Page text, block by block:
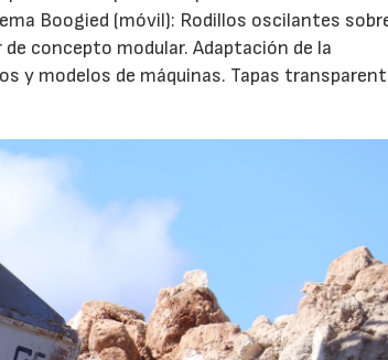
Boogied (móvil): Rodillos oscilantes
concepto modular. Adaptación de la
y modelos de máquinas. Tapas